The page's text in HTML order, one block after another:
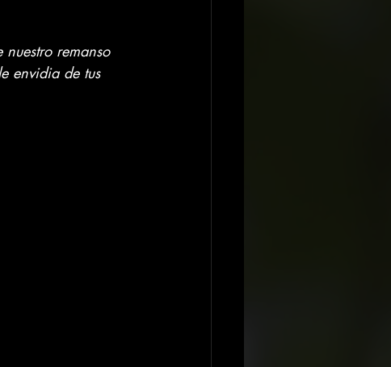
remanso
envidia de tus